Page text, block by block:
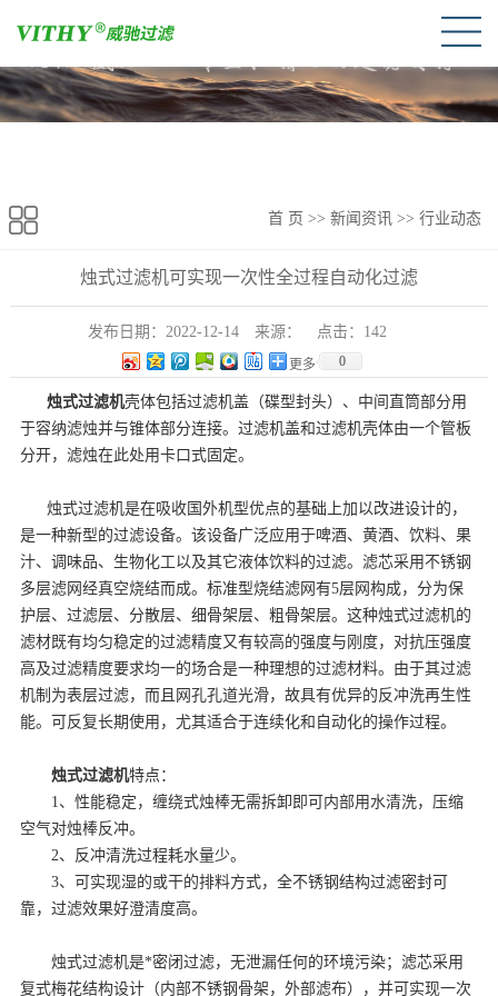
首 页 >> 新闻资讯 >> 行业动态
烛式过滤机可实现一次性全过程自动化过滤
发布日期：2022-12-14 来源： 点击： 142
更多 0
烛式过滤机壳体包括过滤机盖（碟型封头）、中间直筒部分用
于容纳滤烛并与锥体部分连接。过滤机盖和过滤机壳体由一个管板
分开，滤烛在此处用卡口式固定。
烛式过滤机是在吸收国外机型优点的基础上加以改进设计的，
是一种新型的过滤设备。该设备广泛应用于啤酒、黄酒、饮料、果
汁、调味品、生物化工以及其它液体饮料的过滤。滤芯采用不锈钢
多层滤网经真空烧结而成。标准型烧结滤网有5层网构成，分为保
护层、过滤层、分散层、细骨架层、粗骨架层。这种烛式过滤机的
滤材既有均匀稳定的过滤精度又有较高的强度与刚度，对抗压强度
高及过滤精度要求均一的场合是一种理想的过滤材料。由于其过滤
机制为表层过滤，而且网孔孔道光滑，故具有优异的反冲洗再生性
能。可反复长期使用，尤其适合于连续化和自动化的操作过程。
烛式过滤机特点：
1、性能稳定，缠绕式烛棒无需拆卸即可内部用水清洗，压缩
空气对烛棒反冲。
2、反冲清洗过程耗水量少。
3、可实现湿的或干的排料方式，全不锈钢结构过滤密封可
靠，过滤效果好澄清度高。
烛式过滤机是*密闭过滤，无泄漏任何的环境污染；滤芯采用
复式梅花结构设计（内部不锈钢骨架，外部滤布），并可实现一次